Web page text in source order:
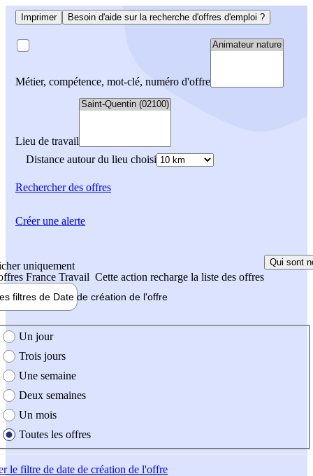
Imprimer Besoin d'aide sur la recherche d'offres d'emploi ?
Métier, compétence, mot-clé, numéro d'offre
Lieu de travail
Distance autour du lieu choisi
Rechercherdes offres
uniquement
France Travail Cette action recharge la liste des offres
Qui sont
filtres de Date de création de l'offre
création de l'offre
Un jour
Trois jours
Une semaine
Deux semaines
Un mois
Toutes les offres
le filtre de date de création de l'offre
Créer une alerte